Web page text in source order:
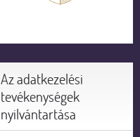
Az adatkezelési
tevékenységek
nyilvántartása